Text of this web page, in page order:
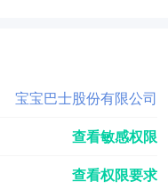
宝宝巴士股份有限公司
查看敏感权限
查看权限要求